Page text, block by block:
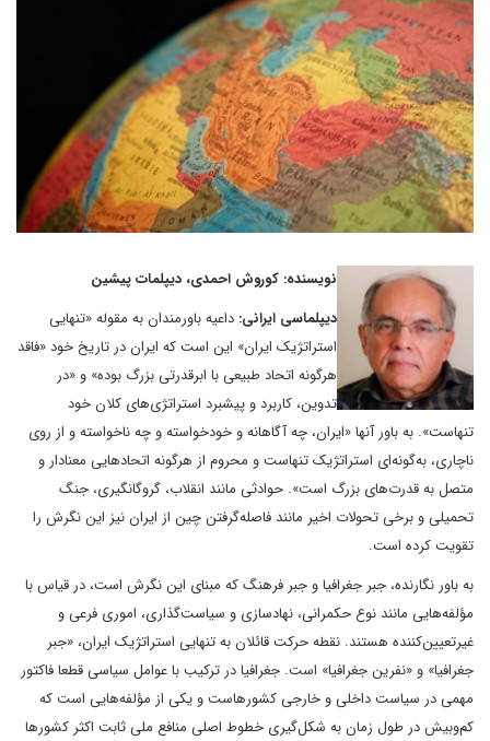
نویسنده: کوروش احمدی، دیپلمات پیشین
دیپلماسی ایرانی: داعیه باورمندان به مقوله «تنهایی
استراتژیک ایران» این است که ایران در تاریخ خود «فاقد
هرگونه اتحاد طبیعی با ابرقدرتی بزرگ بوده‌» و «در
تدوین، کاربرد و پیشبرد استراتژی‌های کلان خود
تنها‌ست». به باور آنها «ایران، چه آگاهانه و خودخواسته و چه ناخواسته و از روی
ناچاری، به‌گونه‌ای استراتژیک تنها‌ست و محروم از هرگونه اتحادهایی معنادار و
متصل به قدرت‌های بزرگ است». حوادثی مانند انقلاب، گروگانگیری، جنگ
تحمیلی و برخی تحولات اخیر مانند فاصله‌گرفتن چین از ایران نیز این نگرش را
تقویت کرده‌ است.
به باور نگارنده، جبر جغرافیا و جبر فرهنگ که مبنای این نگرش است، در قیاس با
مؤلفه‌هایی مانند نوع حکمرانی، نهادسازی و سیاست‌گذاری، اموری فرعی و
غیرتعیین‌کننده هستند. نقطه حرکت قائلان به تنهایی استراتژیک ایران، «جبر
جغرافیا» و «نفرین جغرافیا» است. جغرافیا در ترکیب با عوامل سیاسی قطعا فاکتور
مهمی در سیاست داخلی و خارجی کشورها‌ست و یکی از مؤلفه‌هایی است که
کم‌وبیش در طول زمان به شکل‌گیری خطوط اصلی منافع ملی ثابت اکثر کشورها